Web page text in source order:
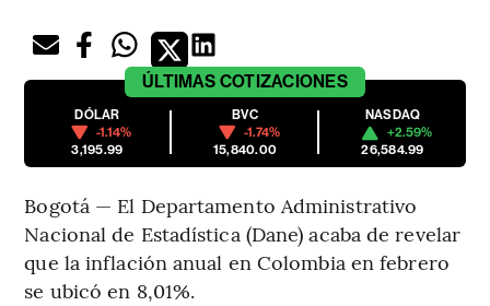
ÚLTIMAS COTIZACIONES
DÓLAR
-1.14%
3,195.99
BVC
-1.74%
15,840.00
NASDAQ
+2.59%
26,584.99
Bogotá — El Departamento Administrativo
Nacional de Estadística (Dane) acaba de revelar
que la inflación anual en Colombia en febrero
se ubicó en 8,01%.